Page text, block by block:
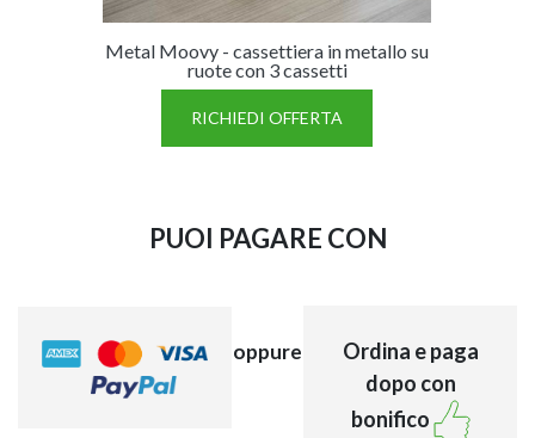
Metal Moovy - cassettiera in metallo su
ruote con 3 cassetti
RICHIEDI OFFERTA
PUOI PAGARE CON
oppure
Ordina e paga
dopo con
bonifico